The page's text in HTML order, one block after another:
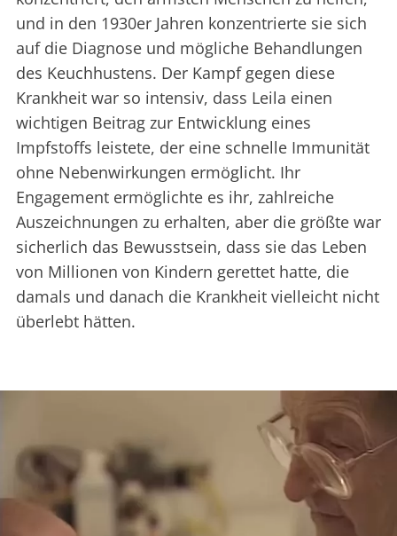
und in den 1930er Jahren konzentrierte sie sich
auf die Diagnose und mögliche Behandlungen
des Keuchhustens. Der Kampf gegen diese
Krankheit war so intensiv, dass Leila einen
wichtigen Beitrag zur Entwicklung eines
Impfstoffs leistete, der eine schnelle Immunität
ohne Nebenwirkungen ermöglicht. Ihr
Engagement ermöglichte es ihr, zahlreiche
Auszeichnungen zu erhalten, aber die größte war
sicherlich das Bewusstsein, dass sie das Leben
von Millionen von Kindern gerettet hatte, die
damals und danach die Krankheit vielleicht nicht
überlebt hätten.